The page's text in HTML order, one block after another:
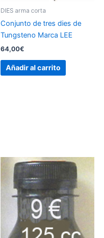
DIES arma corta
Conjunto de tres dies de
Tungsteno Marca LEE
64,00€
Añadir al carrito